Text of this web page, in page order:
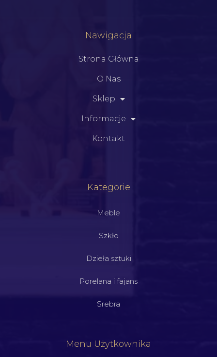
Nawigacja
Strona Główna
O Nas
Sklep
Informacje
Kontakt
Kategorie
Meble
Szkło
Dzieła sztuki
Porelana i fajans
Srebra
Menu Użytkownika